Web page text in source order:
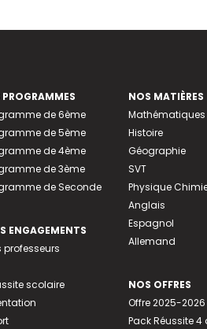
PROGRAMMES
de 6ème
de 5ème
de 4ème
de 3ème
de Seconde
ENGAGEMENTS
professeurs
scolaire
NOS MATIÈRES
Mathématiques
Histoire
Géographie
SVT
Physique
Anglais
Espagnol
Allemand
NOS OFFRES
Offre 2025-2026
Pack Réussite 4